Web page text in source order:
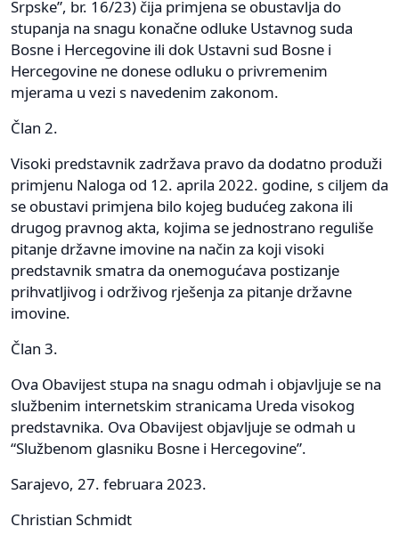
Srpske”, br. 16/23) čija primjena se obustavlja do
stupanja na snagu konačne odluke Ustavnog suda
Bosne i Hercegovine ili dok Ustavni sud Bosne i
Hercegovine ne donese odluku o privremenim
mjerama u vezi s navedenim zakonom.
Član 2.
Visoki predstavnik zadržava pravo da dodatno produži
primjenu Naloga od 12. aprila 2022. godine, s ciljem da
se obustavi primjena bilo kojeg budućeg zakona ili
drugog pravnog akta, kojima se jednostrano reguliše
pitanje državne imovine na način za koji visoki
predstavnik smatra da onemogućava postizanje
prihvatljivog i održivog rješenja za pitanje državne
imovine.
Član 3.
Ova Obavijest stupa na snagu odmah i objavljuje se na
službenim internetskim stranicama Ureda visokog
predstavnika. Ova Obavijest objavljuje se odmah u
“Službenom glasniku Bosne i Hercegovine”.
Sarajevo, 27. februara 2023.
Christian Schmidt